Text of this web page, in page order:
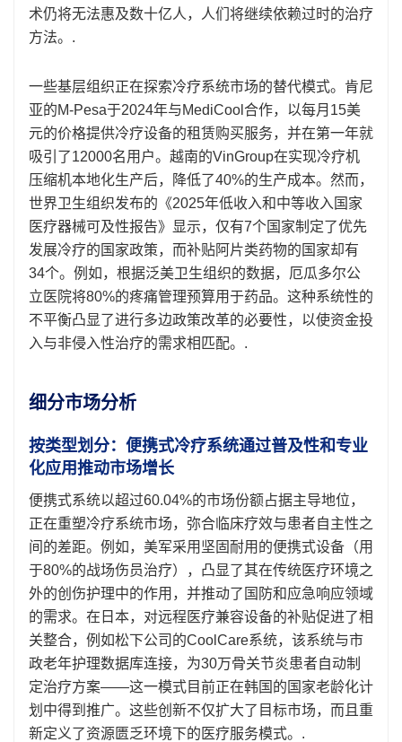
术仍将无法惠及数十亿人，人们将继续依赖过时的治疗
方法。.
一些基层组织正在探索冷疗系统市场的替代模式。肯尼
亚的M-Pesa于2024年与MediCool合作，以每月15美
元的价格提供冷疗设备的租赁购买服务，并在第一年就
吸引了12000名用户。越南的VinGroup在实现冷疗机
压缩机本地化生产后，降低了40%的生产成本。然而，
世界卫生组织发布的《2025年低收入和中等收入国家
医疗器械可及性报告》显示，仅有7个国家制定了优先
发展冷疗的国家政策，而补贴阿片类药物的国家却有
34个。例如，根据泛美卫生组织的数据，厄瓜多尔公
立医院将80%的疼痛管理预算用于药品。这种系统性的
不平衡凸显了进行多边政策改革的必要性，以使资金投
入与非侵入性治疗的需求相匹配。.
细分市场分析
按类型划分：便携式冷疗系统通过普及性和专业
化应用推动市场增长
便携式系统以超过60.04%的市场份额占据主导地位，
正在重塑冷疗系统市场，弥合临床疗效与患者自主性之
间的差距。例如，美军采用坚固耐用的便携式设备（用
于80%的战场伤员治疗），凸显了其在传统医疗环境之
外的创伤护理中的作用，并推动了国防和应急响应领域
的需求。在日本，对远程医疗兼容设备的补贴促进了相
关整合，例如松下公司的CoolCare系统，该系统与市
政老年护理数据库连接，为30万骨关节炎患者自动制
定治疗方案——这一模式目前正在韩国的国家老龄化计
划中得到推广。这些创新不仅扩大了目标市场，而且重
新定义了资源匮乏环境下的医疗服务模式。.